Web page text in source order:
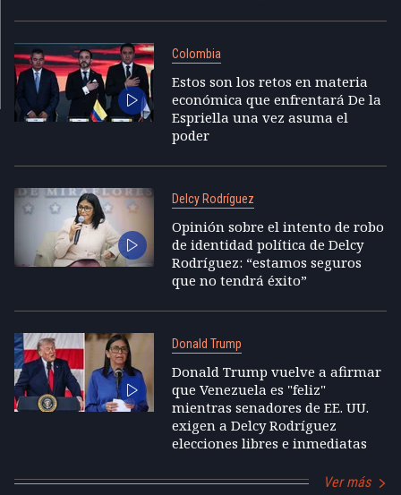
Colombia
Estos son los retos en materia
económica que enfrentará De la
Espriella una vez asuma el
poder
Delcy Rodríguez
Opinión sobre el intento de robo
de identidad política de Delcy
Rodríguez: “estamos seguros
que no tendrá éxito”
Donald Trump
Donald Trump vuelve a afirmar
que Venezuela es "feliz"
mientras senadores de EE. UU.
exigen a Delcy Rodríguez
elecciones libres e inmediatas
Ver más